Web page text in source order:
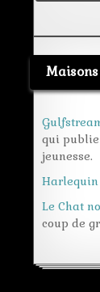
qui
jeunesse.
Harlequin
Le Chat
coup de